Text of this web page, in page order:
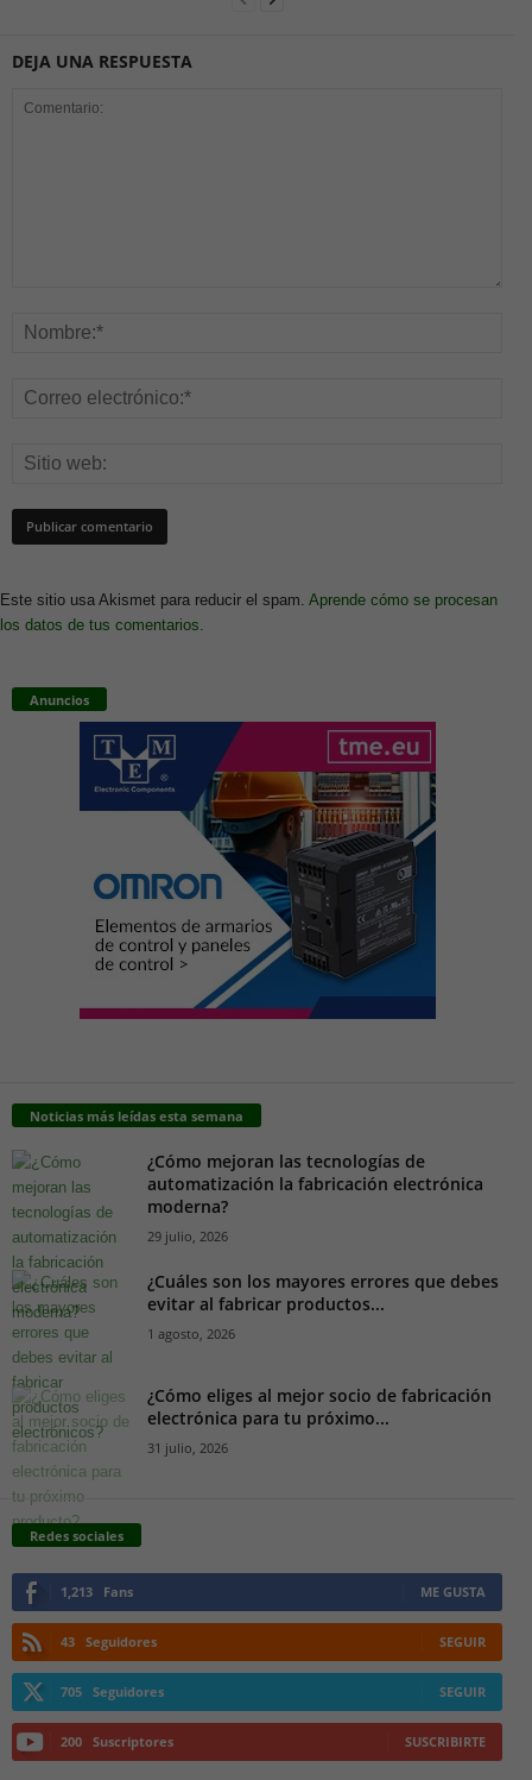
DEJA UNA RESPUESTA
Este sitio usa Akismet para reducir el spam. Aprende cómo se procesan
los datos de tus comentarios.
Anuncios
Noticias más leídas esta semana
¿Cómo mejoran las tecnologías de
automatización la fabricación electrónica
moderna?
29 julio, 2026
¿Cuáles son los mayores errores que debes
evitar al fabricar productos...
1 agosto, 2026
¿Cómo eliges al mejor socio de fabricación
electrónica para tu próximo...
31 julio, 2026
Redes sociales
1,213 Fans ME GUSTA
43 Seguidores SEGUIR
705 Seguidores SEGUIR
200 Suscriptores SUSCRIBIRTE